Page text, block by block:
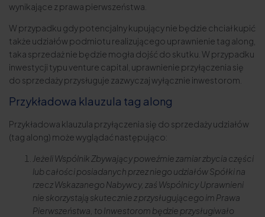
wynikające z prawa pierwszeństwa.
W przypadku gdy potencjalny kupujący nie będzie chciał kupić
także udziałów podmiotu realizującego uprawnienie tag along,
taka sprzedaż nie będzie mogła dojść do skutku. W przypadku
inwestycji typu venture capital, uprawnienie przyłączenia się
do sprzedaży przysługuje zazwyczaj wyłącznie inwestorom.
Przykładowa klauzula tag along
Przykładowa klauzula przyłączenia się do sprzedaży udziałów
(tag along) może wyglądać następująco:
Jeżeli Wspólnik Zbywający poweźmie zamiar zbycia części
lub całości posiadanych przez niego udziałów Spółki na
rzecz Wskazanego Nabywcy, zaś Wspólnicy Uprawnieni
nie skorzystają skutecznie z przysługującego im Prawa
Pierwszeństwa, to Inwestorom będzie przysługiwało